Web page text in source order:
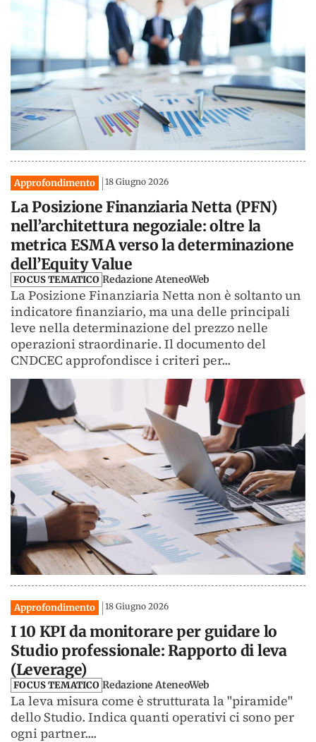
Approfondimento 18 Giugno 2026
La Posizione Finanziaria Netta (PFN)
nell’architettura negoziale: oltre la
metrica ESMA verso la determinazione
dell’Equity Value
FOCUS TEMATICO Redazione AteneoWeb
La Posizione Finanziaria Netta non è soltanto un
indicatore finanziario, ma una delle principali
leve nella determinazione del prezzo nelle
operazioni straordinarie. Il documento del
CNDCEC approfondisce i criteri per...
Approfondimento 18 Giugno 2026
I 10 KPI da monitorare per guidare lo
Studio professionale: Rapporto di leva
(Leverage)
FOCUS TEMATICO Redazione AteneoWeb
La leva misura come è strutturata la "piramide"
dello Studio. Indica quanti operativi ci sono per
ogni partner....